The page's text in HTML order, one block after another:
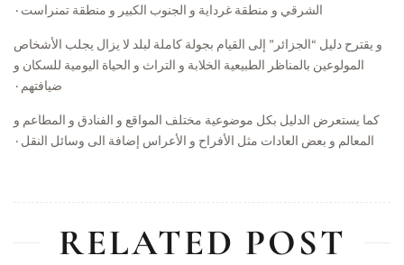
الشرقي و منطقة غرداية و الجنوب الكبير و منطقة تمنراست٠
و يقترح دليل “الجزائر” إلى القيام بجولة كاملة لبلد لا يزال يجلب الأشخاص
المولوعين بالمناظر الطبيعية الخلابة و التراث و الحياة اليومية للسكان و
ضيافتهم٠
كما يستعرض الدليل بكل موضوعية مختلف المواقع و الفنادق و المطاعم و
المعالم و بعض العادات مثل الأفراح و الأعراس إضافة الى وسائل النقل٠
RELATED POST